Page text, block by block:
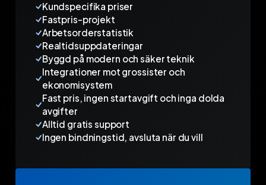
Kundspecifika priser
Fastpris-projekt
Arbetsorderstatistik
Realtidsuppdateringar
Byggd på modern och säker teknik
Integrationer mot grossister och
ekonomisystem
Fast pris, ingen startavgift och inga dolda
avgifter
Alltid gratis support
Ingen bindningstid, avsluta när du vill